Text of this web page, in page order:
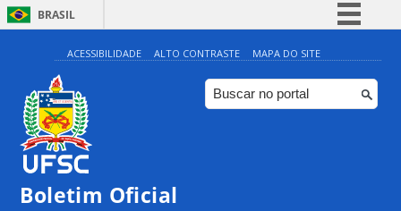
BRASIL
Simplifique!
Comunica BR
Participe
ACESSIBILIDADE ALTO CONTRASTE MAPA DO SITE
Boletim Oficial